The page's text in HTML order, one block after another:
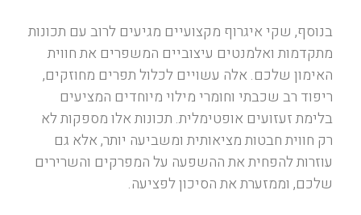
בנוסף, שקי איגרוף מקצועיים מגיעים לרוב עם תכונות
מתקדמות ואלמנטים עיצוביים המשפרים את חווית
האימון שלכם. אלה עשויים לכלול תפרים מחוזקים,
ריפוד רב שכבתי וחומרי מילוי מיוחדים המציעים
בלימת זעזועים אופטימלית. תכונות אלו מספקות לא
רק חווית חבטות מציאותית ומשביעה יותר, אלא גם
עוזרות להפחית את ההשפעה על המפרקים והשרירים
שלכם, וממזערת את הסיכון לפציעה.